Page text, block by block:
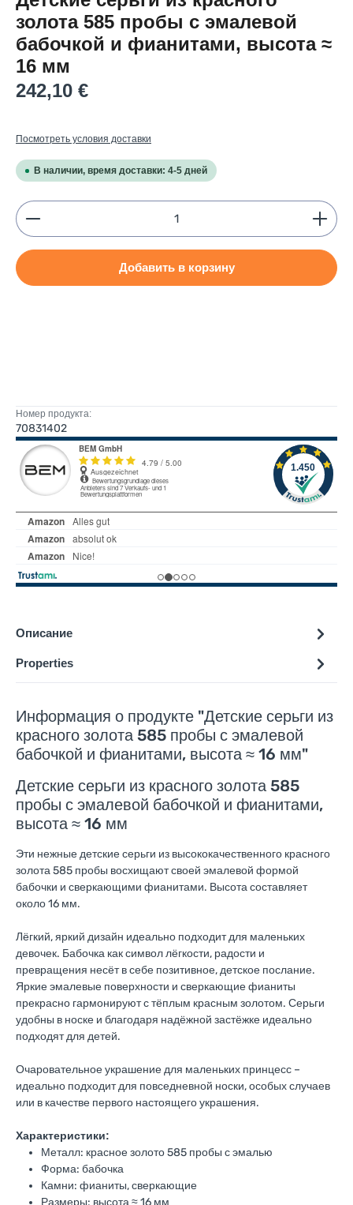
золота 585 пробы с эмалевой
бабочкой и фианитами, высота ≈
16 мм
Regular price:
242,10 €
Посмотреть условия доставки
В наличии, время доставки: 4-5 дней
Product Quantity: Enter the desired amount or
Добавить в корзину
Номер продукта:
70831402
Описание
Properties
Информация о продукте "Детские серьги из
красного золота 585 пробы с эмалевой
бабочкой и фианитами, высота ≈ 16 мм"
Детские серьги из красного золота 585
пробы с эмалевой бабочкой и фианитами,
высота ≈ 16 мм
Эти нежные детские серьги из высококачественного красного
золота 585 пробы восхищают своей эмалевой формой
бабочки и сверкающими фианитами. Высота составляет
около 16 мм.
Лёгкий, яркий дизайн идеально подходит для маленьких
девочек. Бабочка как символ лёгкости, радости и
превращения несёт в себе позитивное, детское послание.
Яркие эмалевые поверхности и сверкающие фианиты
прекрасно гармонируют с тёплым красным золотом. Серьги
удобны в носке и благодаря надёжной застёжке идеально
подходят для детей.
Очаровательное украшение для маленьких принцесс –
идеально подходит для повседневной носки, особых случаев
или в качестве первого настоящего украшения.
Характеристики:
Металл: красное золото 585 пробы с эмалью
Форма: бабочка
Камни: фианиты, сверкающие
Размеры: высота ≈ 16 мм